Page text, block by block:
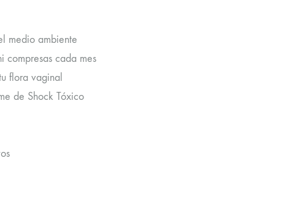
medio ambiente
compresas cada mes
flora vaginal
de Shock Tóxico